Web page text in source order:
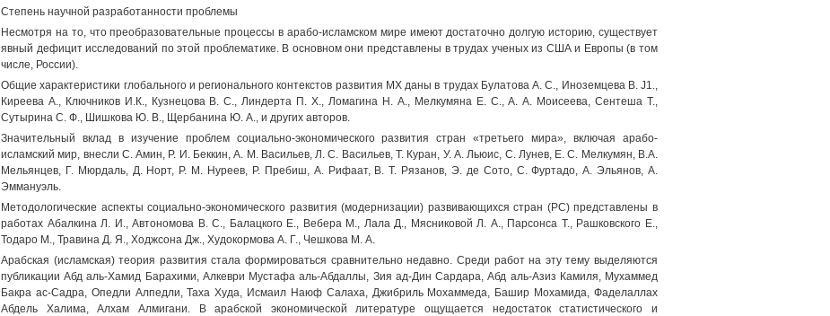
Степень научной разработанности проблемы
Несмотря на то, что преобразовательные процессы в арабо-исламском мире имеют достаточно долгую историю, существует
явный дефицит исследований по этой проблематике. В основном они представлены в трудах ученых из США и Европы (в том
числе, России).
Общие характеристики глобального и регионального контекстов развития MX даны в трудах Булатова А. С., Иноземцева В. J1.,
Киреева А., Ключников И.К., Кузнецова В. С., Линдерта П. X., Ломагина Н. А., Мелкумяна Е. С., А. А. Моисеева, Сентеша Т.,
Сутырина С. Ф., Шишкова Ю. В., Щербанина Ю. А., и других авторов.
Значительный вклад в изучение проблем социально-экономического развития стран «третьего мира», включая арабо-
исламский мир, внесли С. Амин, Р. И. Беккин, А. М. Васильев, Л. С. Васильев, Т. Куран, У. А. Льюис, С. Лунев, Е. С. Мелкумян, В.А.
Мельянцев, Г. Мюрдаль, Д. Норт, Р. М. Нуреев, Р. Пребиш, А. Рифаат, В. Т. Рязанов, Э. де Сото, С. Фуртадо, А. Эльянов, А.
Эммануэль.
Методологические аспекты социально-экономического развития (модернизации) развивающихся стран (PC) представлены в
работах Абалкина Л. И., Автономова В. С., Балацкого Е., Вебера М., Лала Д., Мясниковой Л. А., Парсонса Т., Рашковского Е.,
Тодаро М., Травина Д. Я., Ходжсона Дж., Худокормова А. Г., Чешкова М. А.
Арабская (исламская) теория развития стала формироваться сравнительно недавно. Среди работ на эту тему выделяются
публикации Абд аль-Хамид Барахими, Алкеври Мустафа аль-Абдаллы, Зия ад-Дин Сардара, Абд аль-Азиз Камиля, Мухаммед
Бакра ас-Садра, Опедли Алпедли, Taxa Худа, Исмаил Наюф Салаха, Джибриль Мохаммеда, Башир Мохамида, Фаделаллах
Абдель Халима, Алхам Алмигани. В арабской экономической литературе ощущается недостаток статистического и